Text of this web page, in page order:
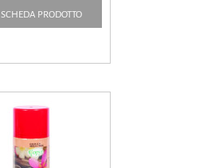
SCHEDA PRODOTTO